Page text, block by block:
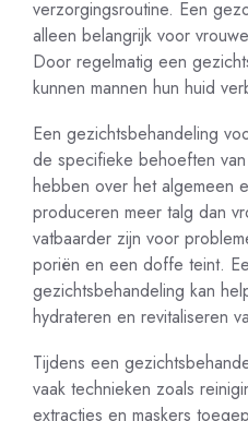
verzorgingsroutine. Een
alleen belangrijk voor
Door regelmatig een
kunnen mannen hun huid
Een gezichtsbehandeling
de specifieke behoeften
hebben over het algemeen
produceren meer talg dan
vatbaarder zijn voor
poriën en een doffe teint.
gezichtsbehandeling kan
hydrateren en revitaliseren
Tijdens een
vaak technieken zoals
extracties en maskers